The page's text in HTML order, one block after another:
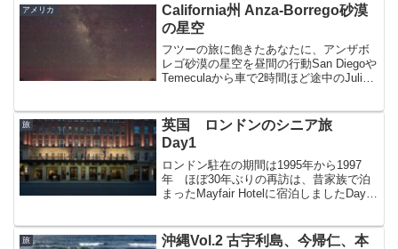
アメリカ
California州 Anza-Borrego砂漠
の星空
フツーの旅に飽きたあなたに、アンザボ
レゴ砂漠の星空を昼間の行動San Diegoや
Temeculaから車で2時間ほど途中のJulian
キングも楽しめます夜の行...
旅
英国 ロンドンのシニア旅
Day1
ロンドン駐在の期間は1995年から1997
年 ほぼ30年ぶりの再訪は、昔家族で泊
まったMayfair Hotelに宿泊しましたDay1
した
旅
沖縄Vol.2 古宇利島、今帰仁、本